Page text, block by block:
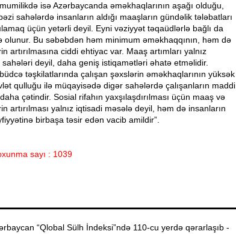
isə Azərbaycanda əməkhaqlarının aşağı olduğu,
sahələrdə insanların aldığı maaşların gündəlik tələbatları
üçün yetərli deyil. Eyni vəziyyət təqaüdlərlə bağlı da
olunur. Bu səbəbdən həm minimum əməkhaqqının, həm də
artırılmasına ciddi ehtiyac var. Maaş artımları yalnız
sahələri deyil, daha geniş istiqamətləri əhatə etməlidir.
təşkilatlarında çalışan şəxslərin əməkhaqlarının yüksək
qulluğu ilə müqayisədə digər sahələrdə çalışanların maddi
çətindir. Sosial rifahın yaxşılaşdırılması üçün maaş və
artırılması yalnız iqtisadi məsələ deyil, həm də insanların
birbaşa təsir edən vacib amildir”.
sayı : 1039
“Qlobal Sülh İndeksi”ndə 110-cu yerdə qərarlaşıb -